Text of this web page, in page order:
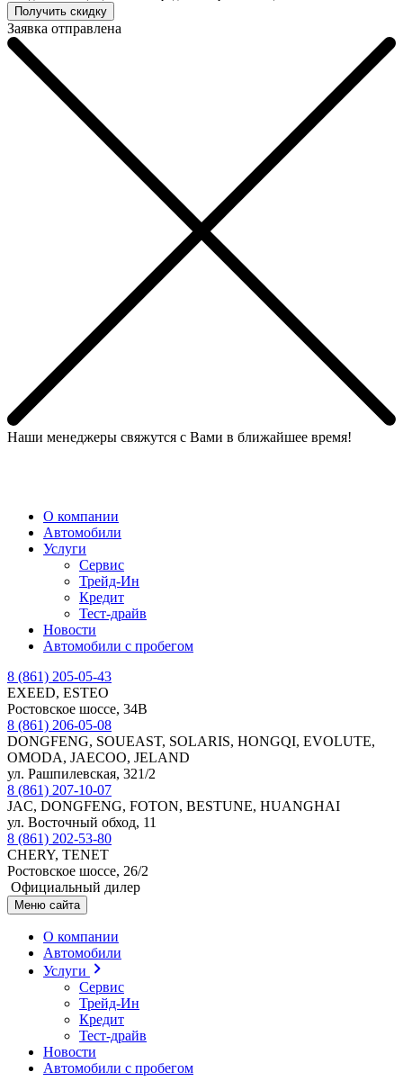
Заявка отправлена
Наши менеджеры свяжутся с Вами в ближайшее время!
О компании
Автомобили
Услуги
Сервис
Трейд-Ин
Кредит
Тест-драйв
Новости
Автомобили с пробегом
8 (861) 205-05-43
EXEED, ESTEO
Ростовское шоссе, 34В
8 (861) 206-05-08
DONGFENG, SOUEAST, SOLARIS, HONGQI, EVOLUTE,
OMODA, JAECOO, JELAND
ул. Рашпилевская, 321/2
8 (861) 207-10-07
JAC, DONGFENG, FOTON, BESTUNE, HUANGHAI
ул. Восточный обход, 11
8 (861) 202-53-80
CHERY, TENET
Ростовское шоссе, 26/2
Официальный дилер
Меню сайта
О компании
Автомобили
Услуги
Сервис
Трейд-Ин
Кредит
Тест-драйв
Новости
Автомобили с пробегом